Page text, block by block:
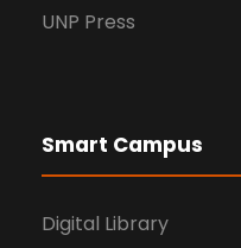
UNP Press
Smart Campus
Digital Library